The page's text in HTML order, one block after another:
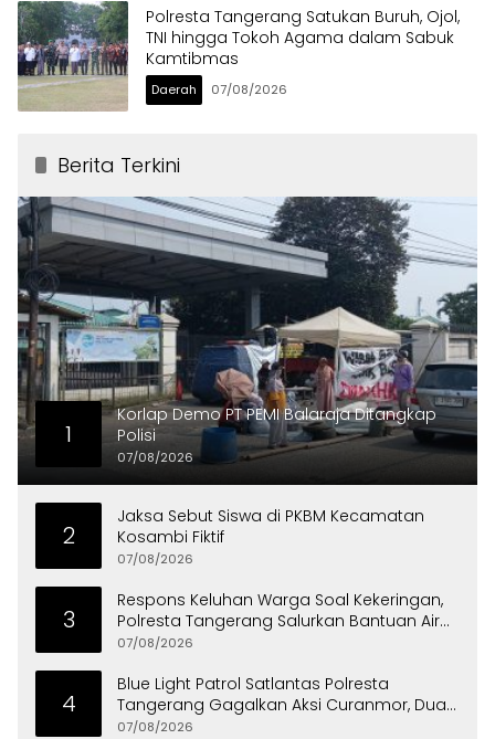
Polresta Tangerang Satukan Buruh, Ojol,
TNI hingga Tokoh Agama dalam Sabuk
Kamtibmas
Daerah 07/08/2026
Berita Terkini
1
Korlap Demo PT PEMI Balaraja Ditangkap
Polisi
07/08/2026
2
Jaksa Sebut Siswa di PKBM Kecamatan
Kosambi Fiktif
07/08/2026
3
Respons Keluhan Warga Soal Kekeringan,
Polresta Tangerang Salurkan Bantuan Air
Bersih ke Panongan
07/08/2026
4
Blue Light Patrol Satlantas Polresta
Tangerang Gagalkan Aksi Curanmor, Dua
Pria Diamankan
07/08/2026